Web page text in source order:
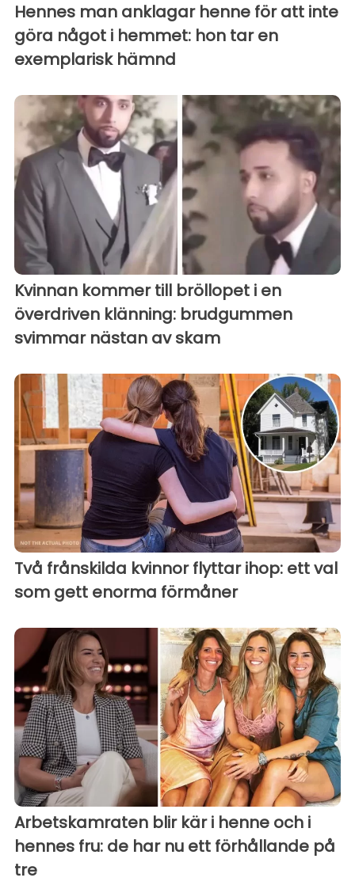
Hennes man anklagar henne för att inte
göra något i hemmet: hon tar en
exemplarisk hämnd
Kvinnan kommer till bröllopet i en
överdriven klänning: brudgummen
svimmar nästan av skam
Två frånskilda kvinnor flyttar ihop: ett val
som gett enorma förmåner
Arbetskamraten blir kär i henne och i
hennes fru: de har nu ett förhållande på
tre